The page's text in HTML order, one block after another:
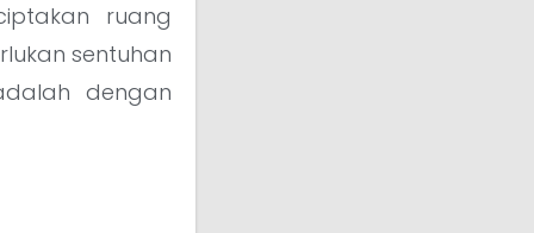
ruang
sentuhan
dengan